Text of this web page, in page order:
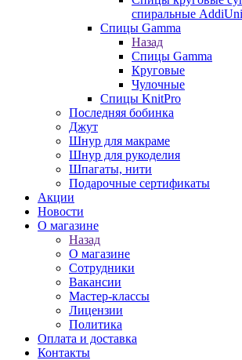
спиральные
Спицы Gamma
Назад
Спицы Gamma
Круговые
Чулочные
Спицы KnitPro
Последняя бобинка
Джут
Шнур для макраме
Шнур для рукоделия
Шпагаты, нити
Подарочные сертификаты
Акции
Новости
О магазине
Назад
О магазине
Сотрудники
Вакансии
Мастер-классы
Лицензии
Политика
Оплата и доставка
Контакты